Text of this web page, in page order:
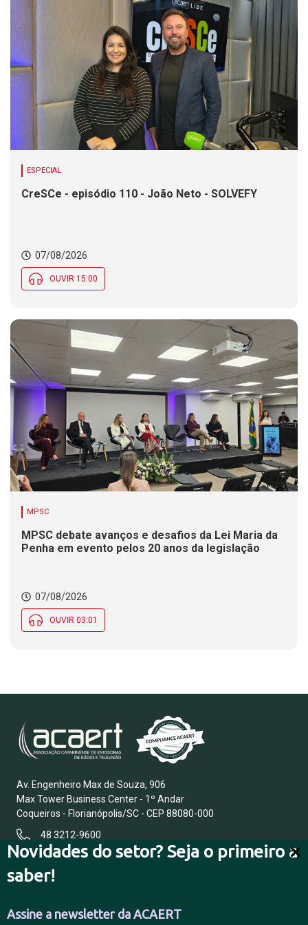
Novidades do setor? Seja o primeiro a
saber!
Assine a newsletter da ACAERT
ESPECIAL
CreSCe - episódio 110 - João Neto - SOLVEFY
07/08/2026
OUVIR 15:00
MPSC
MPSC debate avanços e desafios da Lei Maria da
Penha em evento pelos 20 anos da legislação
07/08/2026
OUVIR 03:01
Av. Engenheiro Max de Souza, 906
Max Tower Business Center - 1º Andar
Coqueiros - Florianópolis/SC - CEP 88080-000
48 3212-9600
FALE CONOSCO